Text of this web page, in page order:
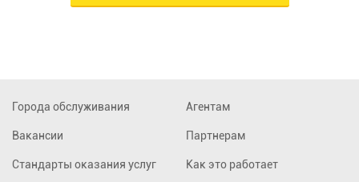
Города обслуживания
Вакансии
Стандарты оказания услуг
Агентам
Партнерам
Как это работает